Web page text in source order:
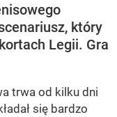
który
Legii. Gra
trwa od kilku dni
się bardzo